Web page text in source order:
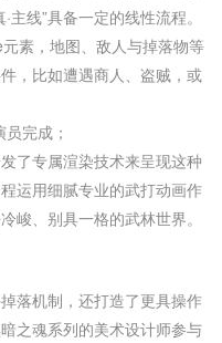
线”具备一定的线性流程。
素，地图、敌人与掉落物等
，比如遭遇商人、盗贼，或
完成；
了专属渲染技术来呈现这种
运用细腻专业的武打动画作
峻、别具一格的武林世界。
落机制，还打造了更具操作
之魂系列的美术设计师参与